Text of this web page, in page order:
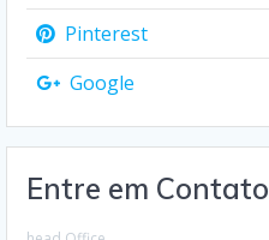
Pinterest
Google
Entre em Contato